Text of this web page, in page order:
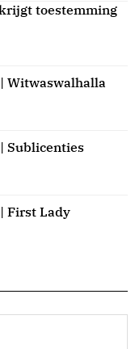
toestemming
Witwaswalhalla
Sublicenties
First Lady